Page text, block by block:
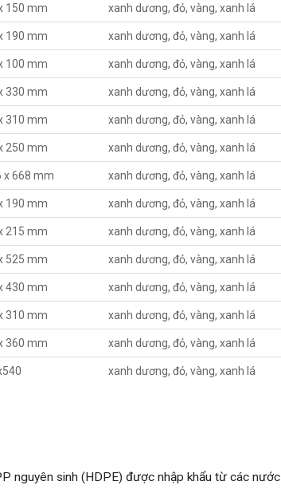
150 mm xanh dương, đỏ, vàng, xanh lá
190 mm xanh dương, đỏ, vàng, xanh lá
100 mm xanh dương, đỏ, vàng, xanh lá
330 mm xanh dương, đỏ, vàng, xanh lá
310 mm xanh dương, đỏ, vàng, xanh lá
250 mm xanh dương, đỏ, vàng, xanh lá
x 668 mm xanh dương, đỏ, vàng, xanh lá
190 mm xanh dương, đỏ, vàng, xanh lá
215 mm xanh dương, đỏ, vàng, xanh lá
525 mm xanh dương, đỏ, vàng, xanh lá
430 mm xanh dương, đỏ, vàng, xanh lá
310 mm xanh dương, đỏ, vàng, xanh lá
360 mm xanh dương, đỏ, vàng, xanh lá
xanh dương, đỏ, vàng, xanh lá
nguyên sinh (HDPE) được nhập khẩu từ các nước